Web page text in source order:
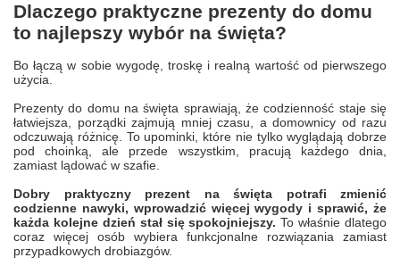
Dlaczego praktyczne prezenty do domu
to najlepszy wybór na święta?
Bo łączą w sobie wygodę, troskę i realną wartość od pierwszego
użycia.
Prezenty do domu na święta sprawiają, że codzienność staje się
łatwiejsza, porządki zajmują mniej czasu, a domownicy od razu
odczuwają różnicę. To upominki, które nie tylko wyglądają dobrze
pod choinką, ale przede wszystkim, pracują każdego dnia,
zamiast lądować w szafie.
Dobry praktyczny prezent na święta potrafi zmienić
codzienne nawyki, wprowadzić więcej wygody i sprawić, że
każda kolejne dzień stał się spokojniejszy. To właśnie dlatego
coraz więcej osób wybiera funkcjonalne rozwiązania zamiast
przypadkowych drobiazgów.